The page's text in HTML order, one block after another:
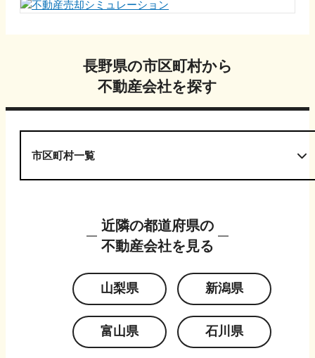
長野県の市区町村から
不動産会社を探す
市区町村一覧
近隣の都道府県の
不動産会社を見る
山梨県 新潟県
富山県 石川県